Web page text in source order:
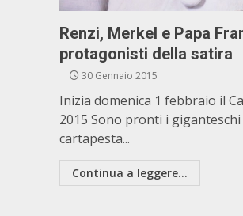
Renzi, Merkel e Papa
protagonisti della satira
30 Gennaio 2015
Inizia domenica 1 febbraio il
2015 Sono pronti i
cartapesta...
Continua a leggere...